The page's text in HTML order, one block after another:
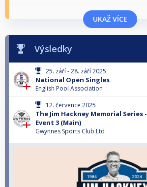
UKAŽ VÍCE
Výsledky
25. září - 28. září 2025
National Open Singles
English Pool Association
12. července 2025
The Jim Hackney Memorial Series -
Event 3 (Main)
Gwynnes Sports Club Ltd